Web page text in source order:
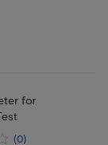
for
(0)